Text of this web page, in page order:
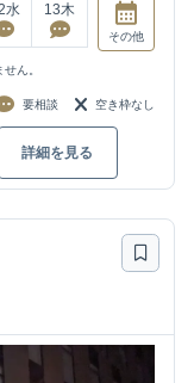
水 13木
その他
ん。
要相談 空き枠なし
詳細を見る